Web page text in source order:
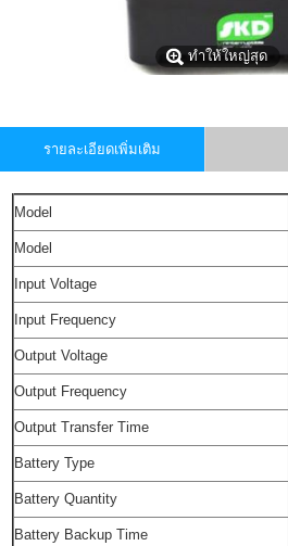
ทำให้ใหญ่สุด
รายละเอียดเพิ่มเติม
Model
Model
Input Voltage
Input Frequency
Output Voltage
Output Frequency
Output Transfer Time
Battery Type
Battery Quantity
Battery Backup Time